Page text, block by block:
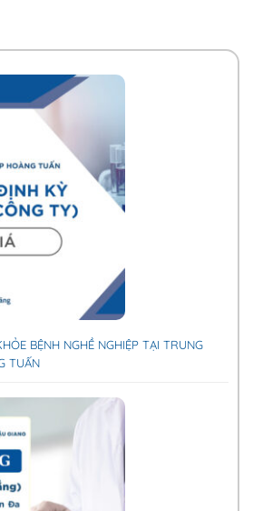
BỆNH NGHỀ NGHIỆP TẠI TRUNG
TUẤN